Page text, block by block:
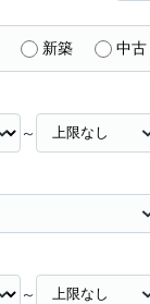
新築 中古
～
～